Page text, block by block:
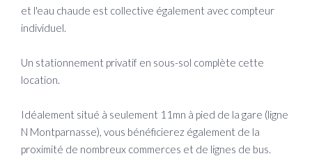
et l'eau chaude est collective également avec compteur
individuel.
Un stationnement privatif en sous-sol complète cette
location.
Idéalement situé à seulement 11mn à pied de la gare (ligne
N Montparnasse), vous bénéficierez également de la
proximité de nombreux commerces et de lignes de bus.